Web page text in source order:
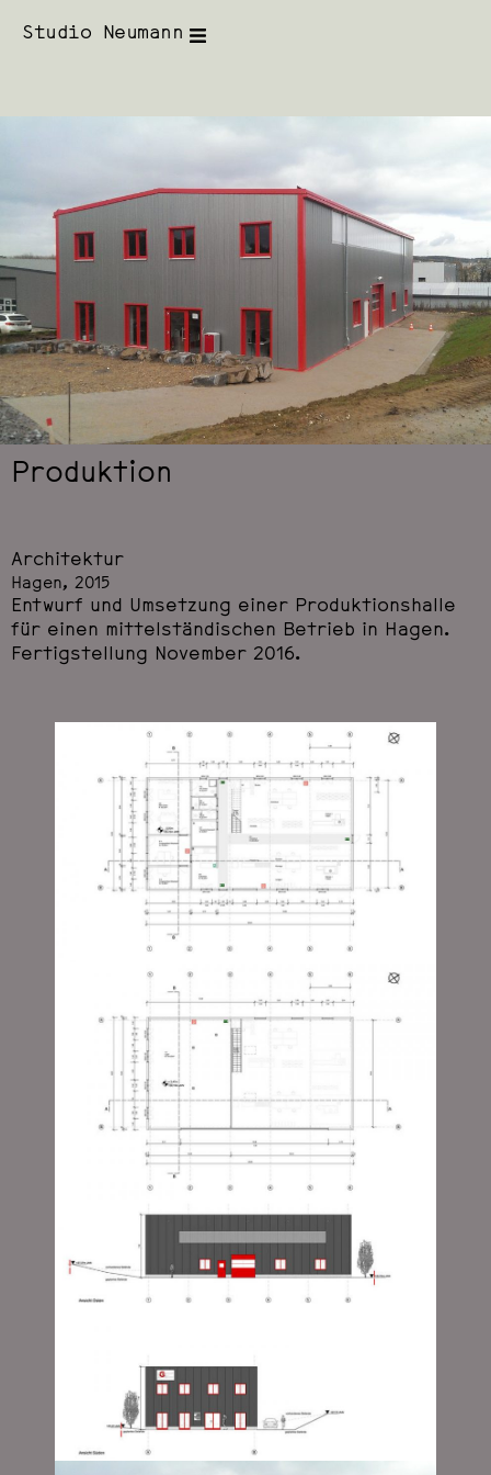
Studio Neumann
Produktion
Architektur
Hagen, 2015
Entwurf und Umsetzung einer Produktionshalle
für einen mittelständischen Betrieb in Hagen.
Fertigstellung November 2016.